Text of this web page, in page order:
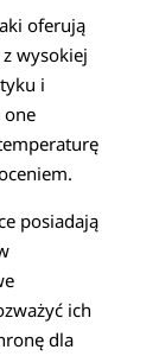
oferują
wysokiej
i
one
posiadają
ich
dla